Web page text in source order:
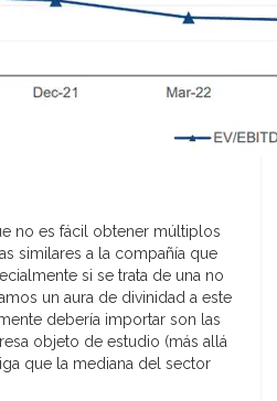
no es fácil obtener múltiplos
similares a la compañía que
si se trata de una no
un aura de divinidad a este
debería importar son las
objeto de estudio (más allá
que la mediana del sector